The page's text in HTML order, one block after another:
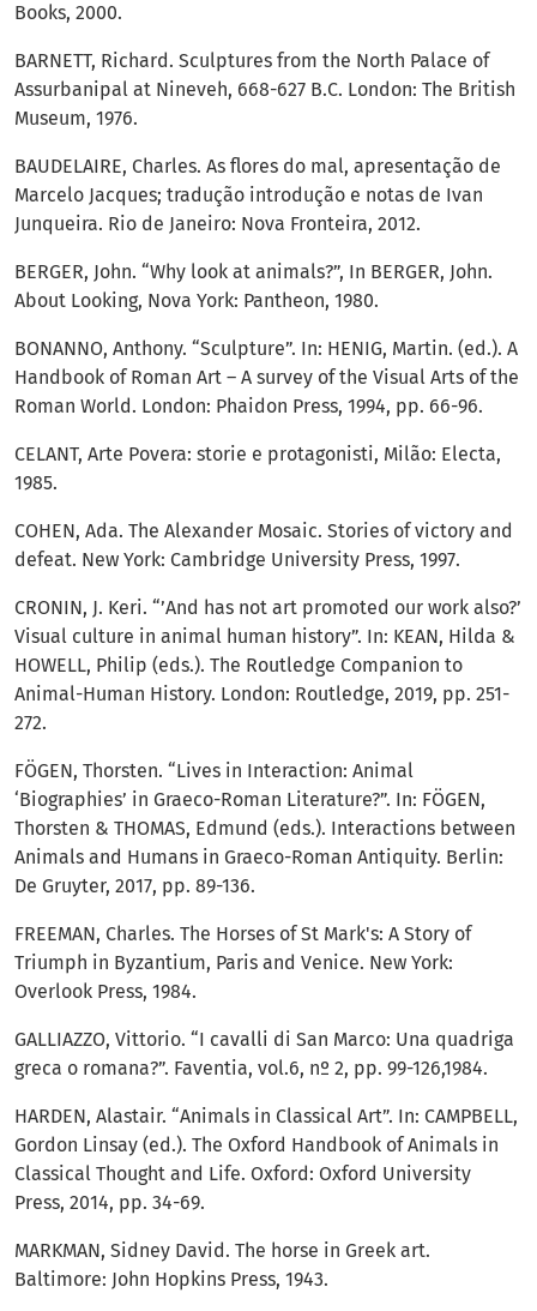
Books, 2000.
BARNETT, Richard. Sculptures from the North Palace of
Assurbanipal at Nineveh, 668-627 B.C. London: The British
Museum, 1976.
BAUDELAIRE, Charles. As flores do mal, apresentação de
Marcelo Jacques; tradução introdução e notas de Ivan
Junqueira. Rio de Janeiro: Nova Fronteira, 2012.
BERGER, John. “Why look at animals?”, In BERGER, John.
About Looking, Nova York: Pantheon, 1980.
BONANNO, Anthony. “Sculpture”. In: HENIG, Martin. (ed.). A
Handbook of Roman Art – A survey of the Visual Arts of the
Roman World. London: Phaidon Press, 1994, pp. 66-96.
CELANT, Arte Povera: storie e protagonisti, Milão: Electa,
1985.
COHEN, Ada. The Alexander Mosaic. Stories of victory and
defeat. New York: Cambridge University Press, 1997.
CRONIN, J. Keri. “’And has not art promoted our work also?’
Visual culture in animal human history”. In: KEAN, Hilda &
HOWELL, Philip (eds.). The Routledge Companion to
Animal-Human History. London: Routledge, 2019, pp. 251-
272.
FÖGEN, Thorsten. “Lives in Interaction: Animal
‘Biographies’ in Graeco-Roman Literature?”. In: FÖGEN,
Thorsten & THOMAS, Edmund (eds.). Interactions between
Animals and Humans in Graeco-Roman Antiquity. Berlin:
De Gruyter, 2017, pp. 89-136.
FREEMAN, Charles. The Horses of St Mark's: A Story of
Triumph in Byzantium, Paris and Venice. New York:
Overlook Press, 1984.
GALLIAZZO, Vittorio. “I cavalli di San Marco: Una quadriga
greca o romana?”. Faventia, vol.6, nº 2, pp. 99-126,1984.
HARDEN, Alastair. “Animals in Classical Art”. In: CAMPBELL,
Gordon Linsay (ed.). The Oxford Handbook of Animals in
Classical Thought and Life. Oxford: Oxford University
Press, 2014, pp. 34-69.
MARKMAN, Sidney David. The horse in Greek art.
Baltimore: John Hopkins Press, 1943.